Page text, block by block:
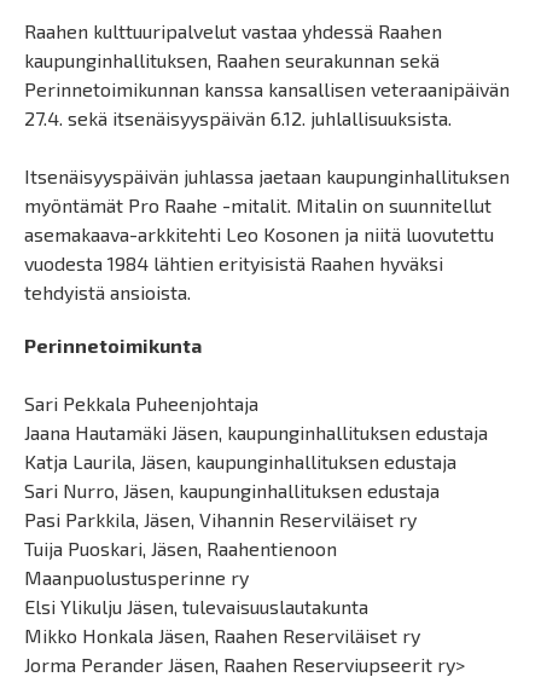
Raahen kulttuuripalvelut vastaa yhdessä Raahen
kaupunginhallituksen, Raahen seurakunnan sekä
Perinnetoimikunnan kanssa kansallisen veteraanipäivän
27.4. sekä itsenäisyyspäivän 6.12. juhlallisuuksista.
Itsenäisyyspäivän juhlassa jaetaan kaupunginhallituksen
myöntämät Pro Raahe -mitalit. Mitalin on suunnitellut
asemakaava-arkkitehti Leo Kosonen ja niitä luovutettu
vuodesta 1984 lähtien erityisistä Raahen hyväksi
tehdyistä ansioista.
Perinnetoimikunta
Sari Pekkala Puheenjohtaja
Jaana Hautamäki Jäsen, kaupunginhallituksen edustaja
Katja Laurila, Jäsen, kaupunginhallituksen edustaja
Sari Nurro, Jäsen, kaupunginhallituksen edustaja
Pasi Parkkila, Jäsen, Vihannin Reserviläiset ry
Tuija Puoskari, Jäsen, Raahentienoon
Maanpuolustusperinne ry
Elsi Ylikulju Jäsen, tulevaisuuslautakunta
Mikko Honkala Jäsen, Raahen Reserviläiset ry
Jorma Perander Jäsen, Raahen Reserviupseerit ry>